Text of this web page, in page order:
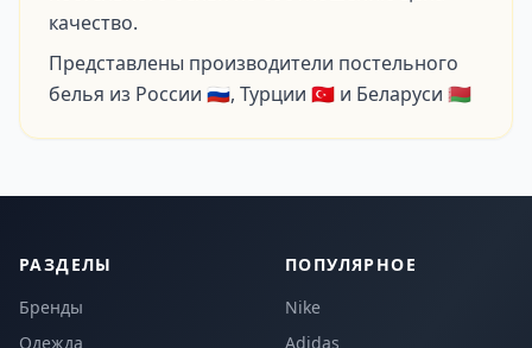
качество.
Представлены производители постельного
белья из России 🇷🇺, Турции 🇹🇷 и Беларуси 🇧🇾
РАЗДЕЛЫ
Бренды
Одежда
ПОПУЛЯРНОЕ
Nike
Adidas